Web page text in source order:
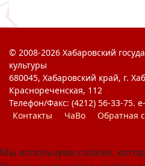
© 2008-2026 Хабаровский
культуры
680045, Хабаровский край, г.
Краснореченская, 112
Телефон/Факс: (4212) 56-33-75.
Контакты
ЧаВо Обратная
Мы используем cookies,